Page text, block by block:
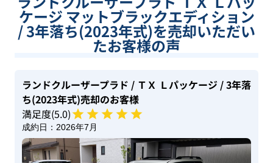
ケージ マットブラックエディション
/ 3年落ち(2023年式)を売却いただい
たお客様の声
ランドクルーザープラド / ＴＸ Ｌパッケージ / 3年落
ち(2023年式)売却のお客様
満足度(5.0)
成約日： 2026年7月